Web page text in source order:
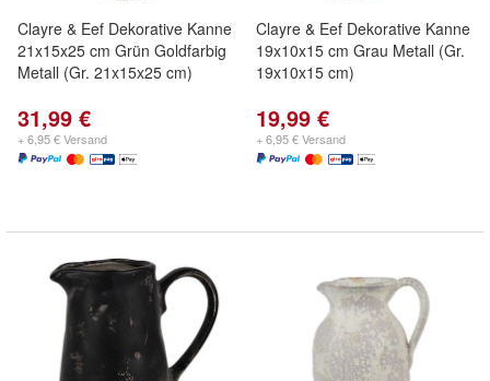
Clayre & Eef Dekorative Kanne
21x15x25 cm Grün Goldfarbig
Metall (Gr. 21x15x25 cm)
31,99 €
+ 6,95 € Versand
Clayre & Eef Dekorative Kanne
19x10x15 cm Grau Metall (Gr.
19x10x15 cm)
19,99 €
+ 6,95 € Versand